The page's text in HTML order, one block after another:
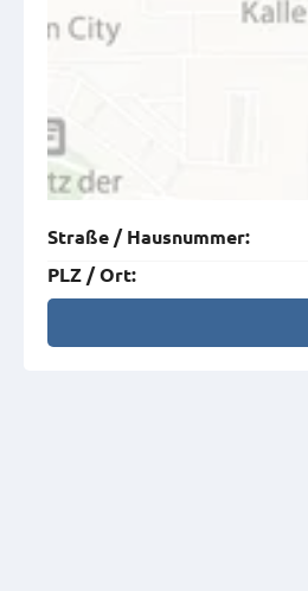
Straße / Hausnummer:
PLZ /Ort: